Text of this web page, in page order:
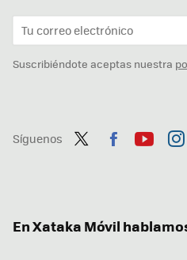
Suscribiéndote aceptas nuestra
Síguenos
En Xataka Móvil